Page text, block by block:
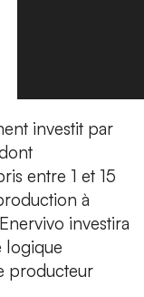
investit par
entre 1 et 15
à
investira
logique
producteur